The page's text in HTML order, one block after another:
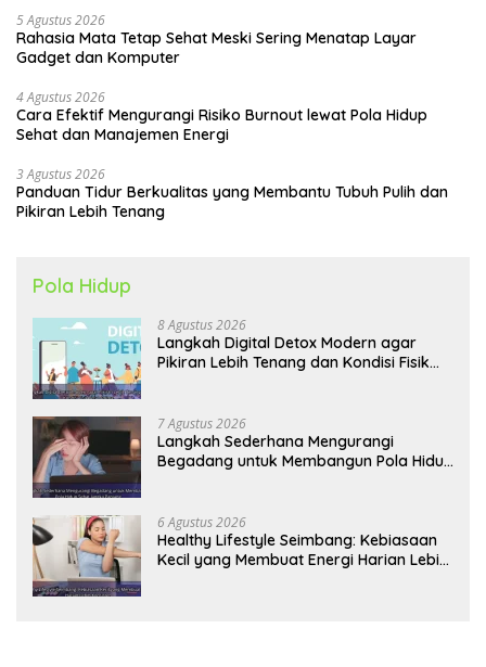
5 Agustus 2026
Rahasia Mata Tetap Sehat Meski Sering Menatap Layar
Gadget dan Komputer
4 Agustus 2026
Cara Efektif Mengurangi Risiko Burnout lewat Pola Hidup
Sehat dan Manajemen Energi
3 Agustus 2026
Panduan Tidur Berkualitas yang Membantu Tubuh Pulih dan
Pikiran Lebih Tenang
Pola Hidup
8 Agustus 2026
Langkah Digital Detox Modern agar
Pikiran Lebih Tenang dan Kondisi Fisik
7 Agustus 2026
Langkah Sederhana Mengurangi
Begadang untuk Membangun Pola Hidup
6 Agustus 2026
Healthy Lifestyle Seimbang: Kebiasaan
Kecil yang Membuat Energi Harian Lebih